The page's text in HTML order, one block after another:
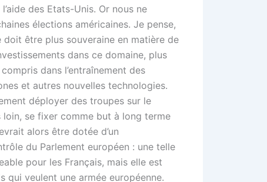
des Etats-Unis. Or nous ne
élections américaines. Je pense,
doit être plus souveraine en matière de
dans ce domaine, plus
dans l’entraînement des
et autres nouvelles technologies.
déployer des troupes sur le
se fixer comme but à long terme
alors être dotée d’un
du Parlement européen : une telle
pour les Français, mais elle est
veulent une armée européenne.